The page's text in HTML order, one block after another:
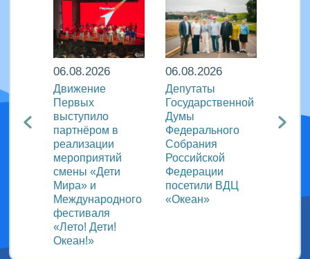
в
06.08.2026
Движение
Первых
выступило
партнёром в
реализации
мероприятий
смены «Дети
Мира» и
Международного
фестиваля
«Лето! Дети!
Океан!»
06.08.2026
Депутаты
Государственной
Думы
Федерального
Собрания
Российской
Федерации
посетили ВДЦ
«Океан»
идеи